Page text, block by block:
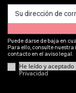
Puede darse de baja en
Para ello, consulte
contacto en el aviso legal.
He leído y aceptado
Privacidad